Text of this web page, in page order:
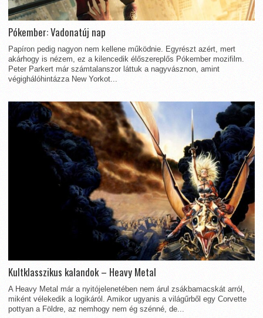
Pókember: Vadonatúj nap
Papíron pedig nagyon nem kellene működnie. Egyrészt azért, mert
akárhogy is nézem, ez a kilencedik élőszereplős Pókember mozifilm.
Peter Parkert már számtalanszor láttuk a nagyvásznon, amint
végighálóhintázza New Yorkot...
Kultklasszikus kalandok – Heavy Metal
A Heavy Metal már a nyitójelenetében nem árul zsákbamacskát arról,
miként vélekedik a logikáról. Amikor ugyanis a világűrből egy Corvette
pottyan a Földre, az nemhogy nem ég szénné, de...